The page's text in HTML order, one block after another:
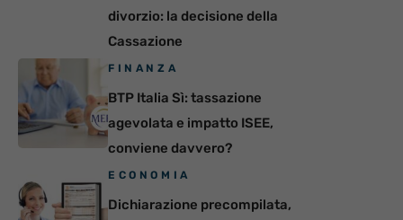
divorzio: la decisione della
Cassazione
FINANZA
BTP Italia Sì: tassazione
agevolata e impatto ISEE,
conviene davvero?
ECONOMIA
Dichiarazione precompilata,